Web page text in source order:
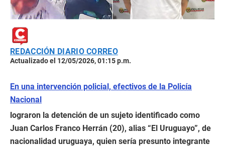
REDACCIÓN DIARIO CORREO
Actualizado el 12/05/2026, 01:15 p.m.
En una intervención policial, efectivos de la Policía
Nacional
lograron la detención de un sujeto identificado como
Juan Carlos Franco Herrán (20), alias “El Uruguayo”, de
nacionalidad uruguaya, quien sería presunto integrante